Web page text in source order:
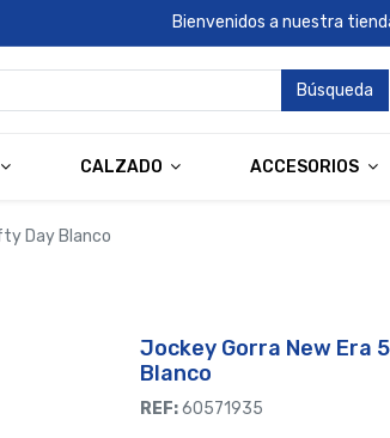
Bienvenidos a nuestra
Búsqueda
CALZADO ACCESORIOS
Day Blanco
Jockey Gorra New Era
Blanco
REF:60571935